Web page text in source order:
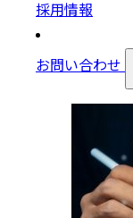
採用情報
お問い合わせ